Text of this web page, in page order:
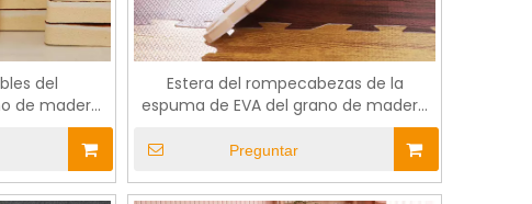
del
de madera
el logotipo
Estera del rompecabezas de la
espuma de EVA del grano de madera
Preguntar